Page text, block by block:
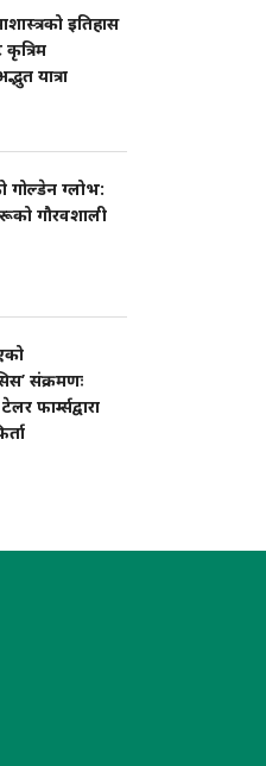
इतिहास
यात्रा
गोल्डेन ग्लोभ:
गौरवशाली
संक्रमणः
फार्म्सद्वारा